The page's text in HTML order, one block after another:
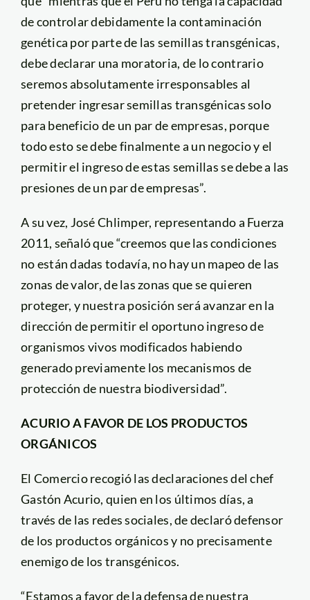
de controlar debidamente la contaminación
genética por parte de las semillas transgénicas,
debe declarar una moratoria, de lo contrario
seremos absolutamente irresponsables al
pretender ingresar semillas transgénicas solo
para beneficio de un par de empresas, porque
todo esto se debe finalmente a un negocio y el
permitir el ingreso de estas semillas se debe a las
presiones de un par de empresas”.
A su vez, José Chlimper, representando a Fuerza
2011, señaló que “creemos que las condiciones
no están dadas todavía, no hay un mapeo de las
zonas de valor, de las zonas que se quieren
proteger, y nuestra posición será avanzar en la
dirección de permitir el oportuno ingreso de
organismos vivos modificados habiendo
generado previamente los mecanismos de
protección de nuestra biodiversidad”.
ACURIO A FAVOR DE LOS PRODUCTOS
ORGÁNICOS
El Comercio recogió las declaraciones del chef
Gastón Acurio, quien en los últimos días, a
través de las redes sociales, de declaró defensor
de los productos orgánicos y no precisamente
enemigo de los transgénicos.
“Estamos a favor de la defensa de nuestra